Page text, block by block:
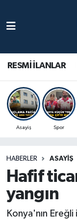
RESMİ İLANLAR
Asayiş Spor
HABERLER ASAYIŞ
Hafif
yangın
Konya'nın
Gündem
Güncel
Spor
Ulusal
Vefat